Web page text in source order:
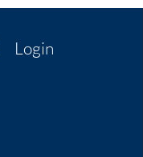
Login